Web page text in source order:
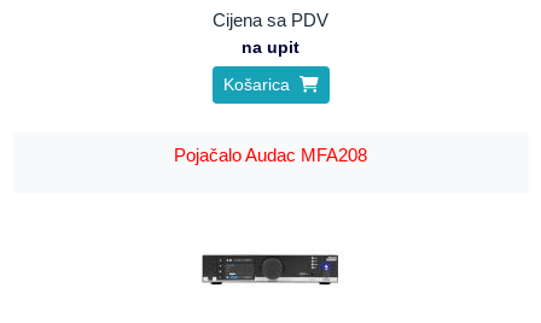
Cijena sa PDV
na upit
Košarica
Pojačalo Audac MFA208